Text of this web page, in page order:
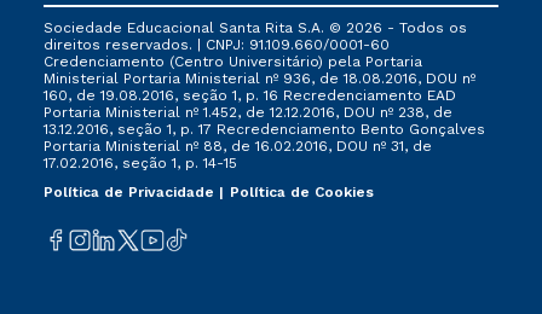
FIES, Prouni e outros programas governamentais, e
não se acumula com nenhuma outra campanha
ofertada pela Instituição.
Sociedade Educacional Santa Rita S.A. © 2026 - Todos os
direitos reservados. | CNPJ: 91.109.660/0001-60
Credenciamento (Centro Universitário) pela Portaria
Ministerial Portaria Ministerial nº 936, de 18.08.2016, DOU nº
160, de 19.08.2016, seção 1, p. 16 Recredenciamento EAD
Portaria Ministerial nº 1.452, de 12.12.2016, DOU nº 238, de
13.12.2016, seção 1, p. 17 Recredenciamento Bento Gonçalves
Portaria Ministerial nº 88, de 16.02.2016, DOU nº 31, de
17.02.2016, seção 1, p. 14-15
Política de Privacidade
Política de Cookies